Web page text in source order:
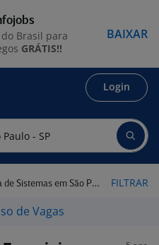
Login
em São Paulo - SP FILTRAR
de Vagas
do Brasil para
GRÁTIS!!
BAIXAR